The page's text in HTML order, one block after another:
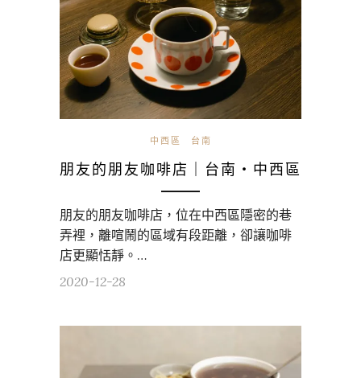
中西區 台南
朋友的朋友咖啡店｜台南・中西區
朋友的朋友咖啡店，位在中西區隱密的巷
弄裡，離喧鬧的區域有段距離，卻讓咖啡
店更顯恬靜。…
2020-12-28